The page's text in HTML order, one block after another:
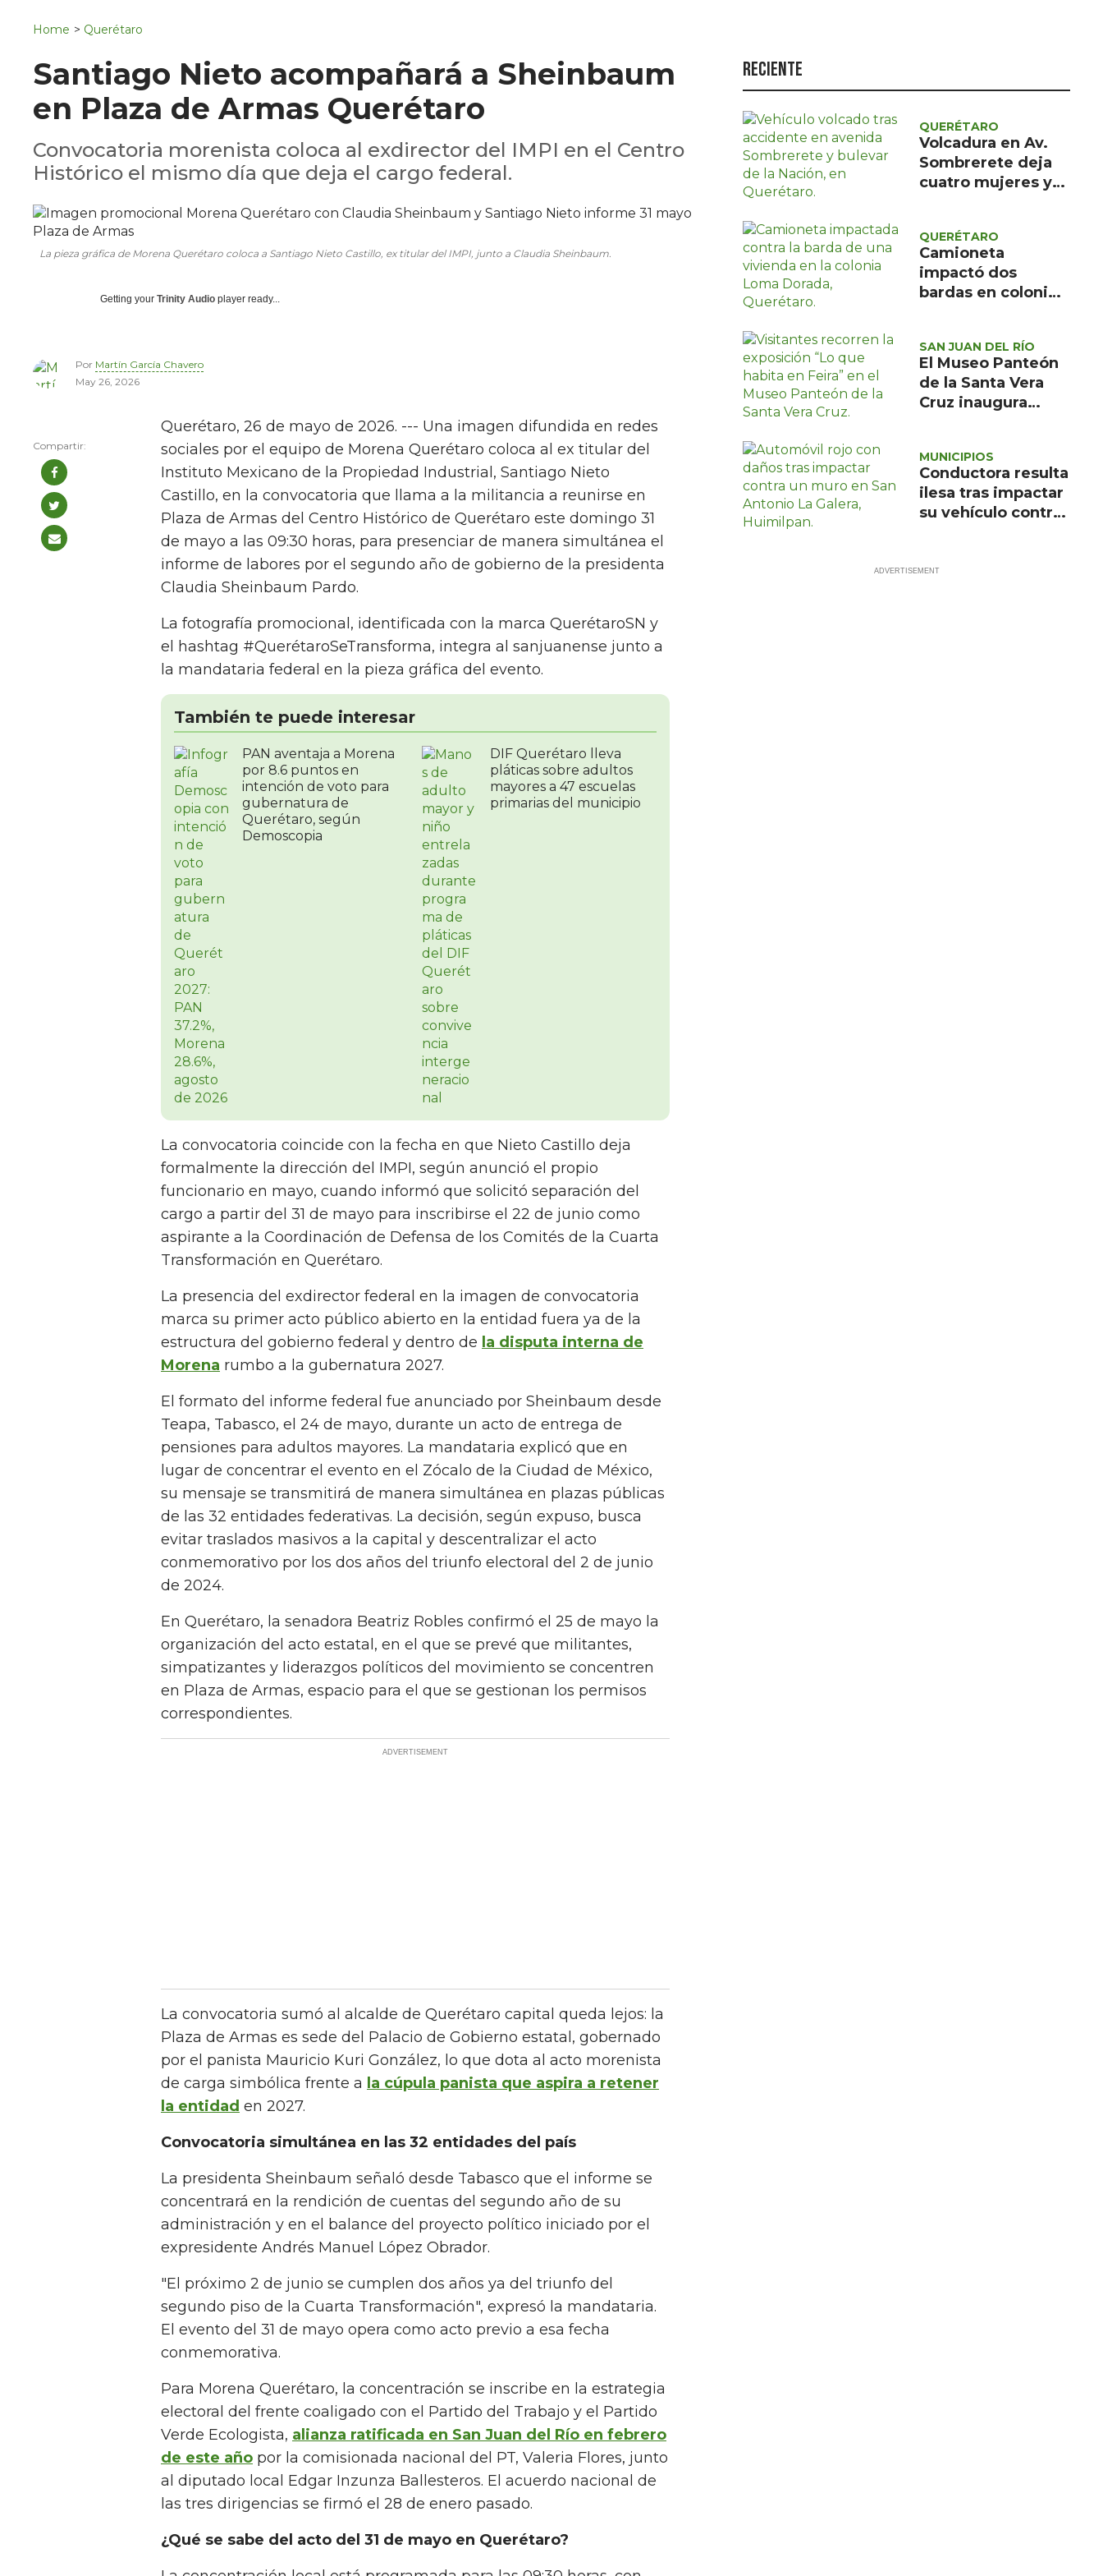
Política
Turismo
Asuntos Sociales
Home > Querétaro
Santiago Nieto acompañará a Sheinbaum
en Plaza de Armas Querétaro
Convocatoria morenista coloca al exdirector del IMPI en el Centro
Histórico el mismo día que deja el cargo federal.
La pieza gráfica de Morena Querétaro coloca a Santiago Nieto Castillo, ex titular del IMPI, junto a Claudia Sheinbaum.
Getting your Trinity Audio player ready...
Por Martín García Chavero
May 26, 2026
Querétaro, 26 de mayo de 2026. --- Una imagen difundida en redes
sociales por el equipo de Morena Querétaro coloca al ex titular del
Instituto Mexicano de la Propiedad Industrial, Santiago Nieto
Castillo, en la convocatoria que llama a la militancia a reunirse en
Plaza de Armas del Centro Histórico de Querétaro este domingo 31
de mayo a las 09:30 horas, para presenciar de manera simultánea el
informe de labores por el segundo año de gobierno de la presidenta
Claudia Sheinbaum Pardo.
La fotografía promocional, identificada con la marca QuerétaroSN y
el hashtag #QuerétaroSeTransforma, integra al sanjuanense junto a
la mandataria federal en la pieza gráfica del evento.
También te puede interesar
PAN aventaja a Morena
por 8.6 puntos en
intención de voto para
gubernatura de
Querétaro, según
Demoscopia
DIF Querétaro lleva
pláticas sobre adultos
mayores a 47 escuelas
primarias del municipio
La convocatoria coincide con la fecha en que Nieto Castillo deja
formalmente la dirección del IMPI, según anunció el propio
funcionario en mayo, cuando informó que solicitó separación del
cargo a partir del 31 de mayo para inscribirse el 22 de junio como
aspirante a la Coordinación de Defensa de los Comités de la Cuarta
Transformación en Querétaro.
La presencia del exdirector federal en la imagen de convocatoria
marca su primer acto público abierto en la entidad fuera ya de la
estructura del gobierno federal y dentro de la disputa interna de
Morena rumbo a la gubernatura 2027.
El formato del informe federal fue anunciado por Sheinbaum desde
Teapa, Tabasco, el 24 de mayo, durante un acto de entrega de
pensiones para adultos mayores. La mandataria explicó que en
lugar de concentrar el evento en el Zócalo de la Ciudad de México,
su mensaje se transmitirá de manera simultánea en plazas públicas
de las 32 entidades federativas. La decisión, según expuso, busca
evitar traslados masivos a la capital y descentralizar el acto
conmemorativo por los dos años del triunfo electoral del 2 de junio
de 2024.
En Querétaro, la senadora Beatriz Robles confirmó el 25 de mayo la
organización del acto estatal, en el que se prevé que militantes,
simpatizantes y liderazgos políticos del movimiento se concentren
en Plaza de Armas, espacio para el que se gestionan los permisos
correspondientes.
La convocatoria sumó al alcalde de Querétaro capital queda lejos: la
Plaza de Armas es sede del Palacio de Gobierno estatal, gobernado
por el panista Mauricio Kuri González, lo que dota al acto morenista
de carga simbólica frente a la cúpula panista que aspira a retener
la entidad en 2027.
Convocatoria simultánea en las 32 entidades del país
La presidenta Sheinbaum señaló desde Tabasco que el informe se
concentrará en la rendición de cuentas del segundo año de su
administración y en el balance del proyecto político iniciado por el
expresidente Andrés Manuel López Obrador.
"El próximo 2 de junio se cumplen dos años ya del triunfo del
segundo piso de la Cuarta Transformación", expresó la mandataria.
El evento del 31 de mayo opera como acto previo a esa fecha
conmemorativa.
Para Morena Querétaro, la concentración se inscribe en la estrategia
electoral del frente coaligado con el Partido del Trabajo y el Partido
Verde Ecologista, alianza ratificada en San Juan del Río en febrero
de este año por la comisionada nacional del PT, Valeria Flores, junto
al diputado local Edgar Inzunza Ballesteros. El acuerdo nacional de
las tres dirigencias se firmó el 28 de enero pasado.
¿Qué se sabe del acto del 31 de mayo en Querétaro?
Reciente
QUERÉTARO
Volcadura en Av.
Sombrerete deja
cuatro mujeres y
prehospitalaria
QUERÉTARO
Camioneta
impactó dos
bardas en colonia
descartó riesgos
SAN JUAN DEL RÍO
El Museo Panteón
de la Santa Vera
Cruz inaugura
de la Feira
MUNICIPIOS
Conductora resulta
ilesa tras impactar
su vehículo contra